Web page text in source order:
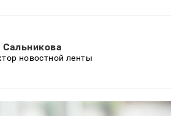
Сальникова
новостной ленты